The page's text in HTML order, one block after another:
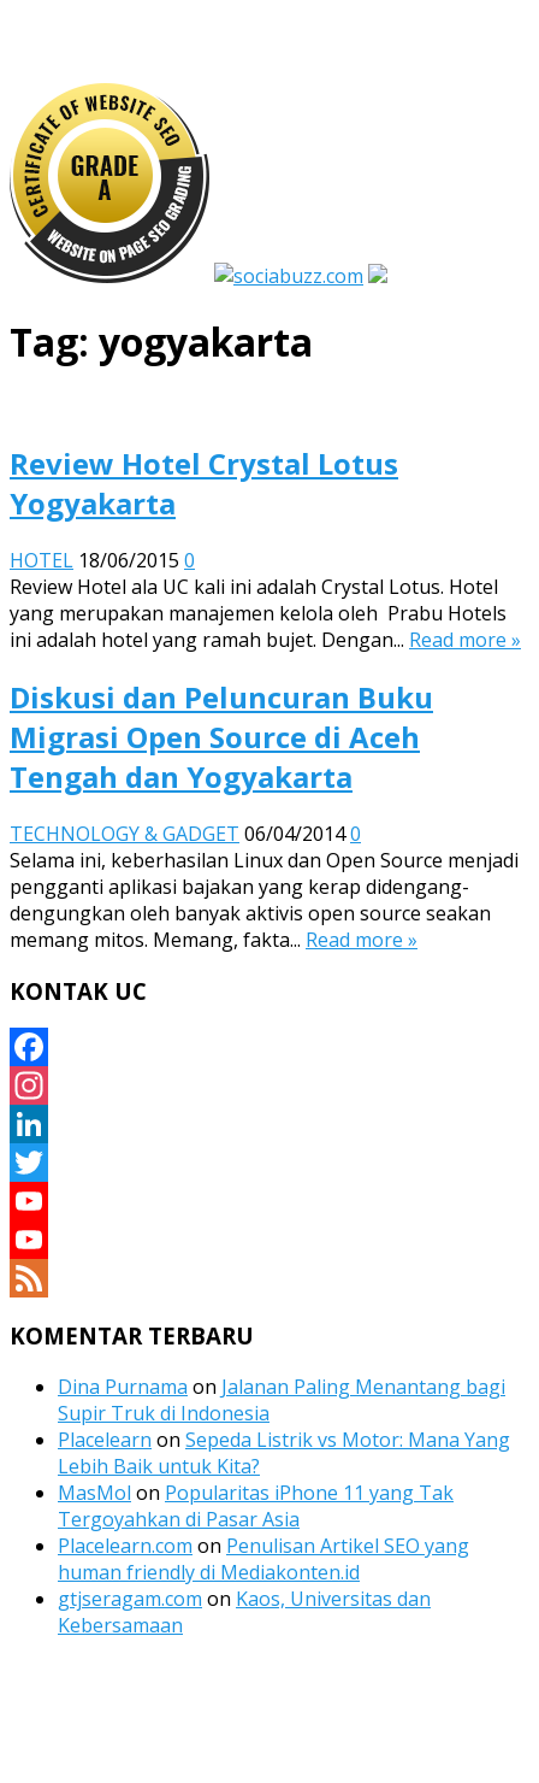
Tag: yogyakarta
Review Hotel Crystal Lotus
Yogyakarta
HOTEL 18/06/2015 0
Review Hotel ala UC kali ini adalah Crystal Lotus. Hotel
yang merupakan manajemen kelola oleh Prabu Hotels
ini adalah hotel yang ramah bujet. Dengan... Read more »
Diskusi dan Peluncuran Buku
Migrasi Open Source di Aceh
Tengah dan Yogyakarta
TECHNOLOGY & GADGET 06/04/20140
Selama ini, keberhasilan Linux dan Open Source menjadi
pengganti aplikasi bajakan yang kerap didengang-
dengungkan oleh banyak aktivis open source seakan
memang mitos. Memang, fakta... Read more »
KONTAK UC
Facebook
Instagram
LinkedIn
Twitter
YouTube
YouTube
KOMENTAR TERBARU
Dina Purnama on Jalanan Paling Menantang bagi
Supir Truk di Indonesia
Placelearn on Sepeda Listrik vs Motor: Mana Yang
Lebih Baik untuk Kita?
MasMol on Popularitas iPhone 11 yang Tak
Tergoyahkan di Pasar Asia
Placelearn.com on Penulisan Artikel SEO yang
human friendly di Mediakonten.id
gtjseragam.com on Kaos, Universitas dan
Kebersamaan